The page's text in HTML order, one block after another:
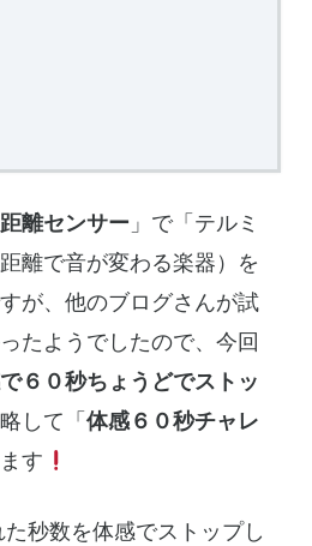
離センサー 」で「テルミ
離で音が変わる楽器）を
が、他のブログさんが試
たようでしたので、今回
６０秒ちょうどでストッ
略して「体感６０秒チャレ
す
秒数を体感でストップし